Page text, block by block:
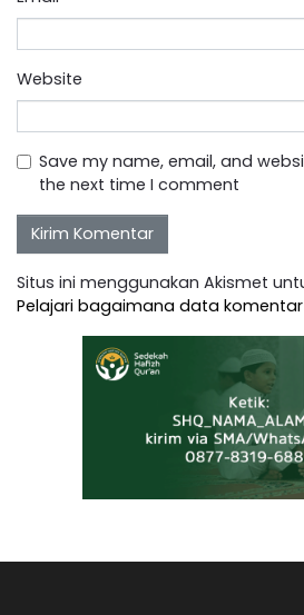
Website
Save my name, email, and
the next time I comment
Situs ini menggunakan Akismet
Pelajari bagaimana data